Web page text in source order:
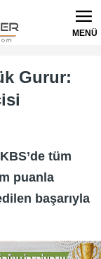
MENÜ
Gurur:
tüm
puanla
başarıyla